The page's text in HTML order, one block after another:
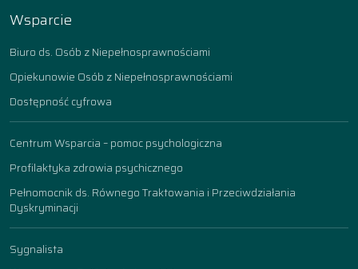
Wsparcie
Biuro ds. Osób z Niepełnosprawnościami
Opiekunowie Osób z Niepełnosprawnościami
Dostępność cyfrowa
Centrum Wsparcia – pomoc psychologiczna
Profilaktyka zdrowia psychicznego
Pełnomocnik ds. Równego Traktowania i Przeciwdziałania
Dyskryminacji
Sygnalista